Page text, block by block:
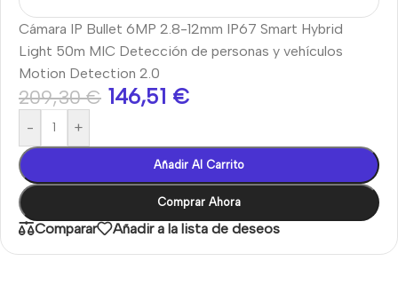
Cámara IP Bullet 6MP 2.8-12mm IP67 Smart Hybrid
Light 50m MIC Detección de personas y vehículos
Motion Detection 2.0
209,30€ 146,51 €
- +
Añadir Al Carrito
Comprar Ahora
Comparar Añadir a la lista de deseos